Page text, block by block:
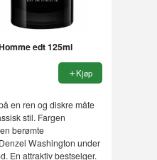
edt 125ml
Kjøp
en ren og diskre måte
stil. Fargen
berømte
Washington under
En attraktiv bestselger.